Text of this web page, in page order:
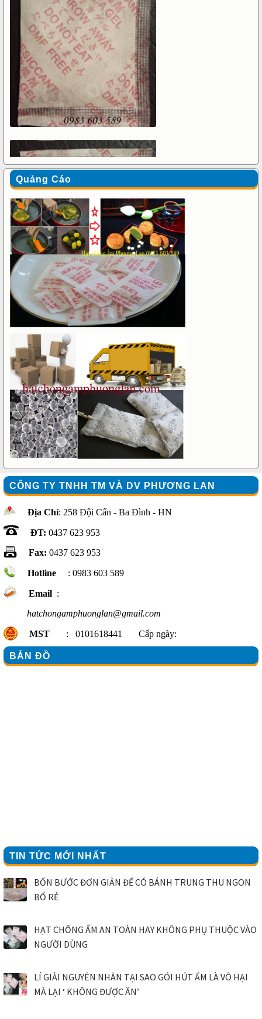
Quảng Cáo
CÔNG TY TNHH TM VÀ DV PHƯƠNG LAN
Địa Chỉ: 258 Đội Cấn - Ba Đình - HN
ĐT: 0437 623 953
Fax: 0437 623 953
Hotline : 0983 603 589
Email :
hatchongamphuonglan@gmail.com
MST : 0101618441 Cấp ngày:
BẢN ĐỒ
TIN TỨC MỚI NHẤT
BỐN BƯỚC ĐƠN GIẢN ĐỂ CÓ BÁNH TRUNG THU NGON
BỔ RẺ
HẠT CHỐNG ẨM AN TOÀN HAY KHÔNG PHỤ THUỘC VÀO
NGƯỜI DÙNG
LÍ GIẢI NGUYÊN NHÂN TẠI SAO GÓI HÚT ẨM LÀ VÔ HẠI
MÀ LẠI ‘ KHÔNG ĐƯỢC ĂN’